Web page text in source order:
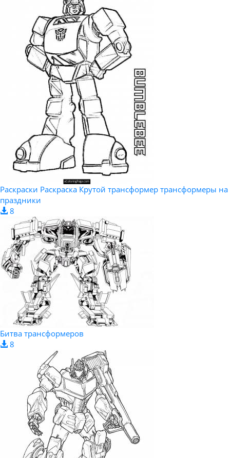
Раскраски Раскраска Крутой трансформер трансформеры на
праздники
8
Битва трансформеров
8